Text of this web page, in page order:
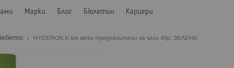
Марки Блог Бюлетин Кариери
HYDERON К-кт меки предпазители за ъгли 4бр. ЗЕЛЕНИ